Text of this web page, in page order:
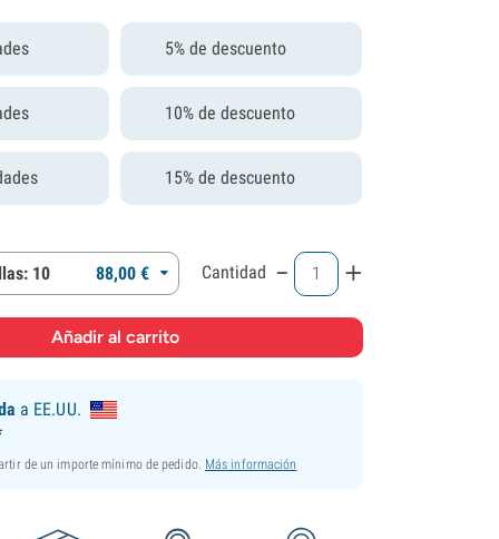
5% de descuento
10% de descuento
15% de descuento
10 88,00 € Cantidad - +
a EE.UU.
de un importe mínimo de pedido. Más información